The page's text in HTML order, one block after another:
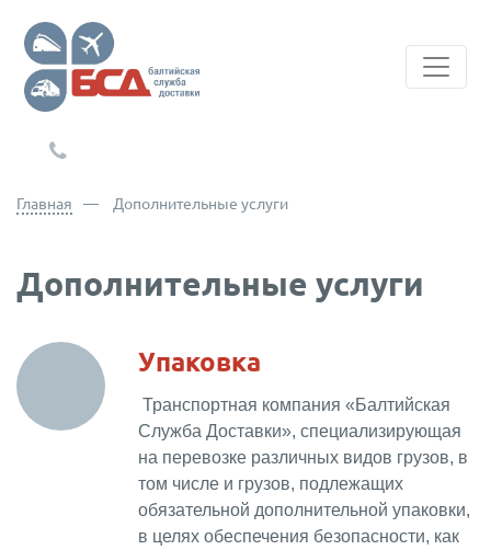
Главная Дополнительные услуги
Дополнительные услуги
Упаковка
Транспортная компания «Балтийская
Служба Доставки», специализирующая
на перевозке различных видов грузов, в
том числе и грузов, подлежащих
обязательной дополнительной упаковки,
в целях обеспечения безопасности, как